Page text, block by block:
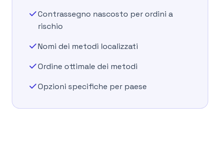
Contrassegno nascosto per ordini a
rischio
Nomi dei metodi localizzati
Ordine ottimale dei metodi
Opzioni specifiche per paese